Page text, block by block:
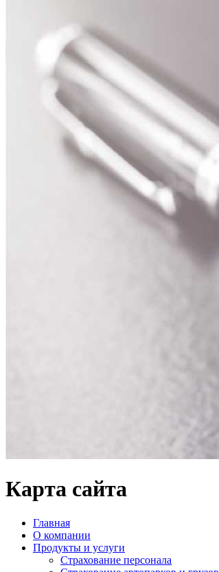
Карта сайта
Главная
О компании
Продукты и услуги
Страхование персонала